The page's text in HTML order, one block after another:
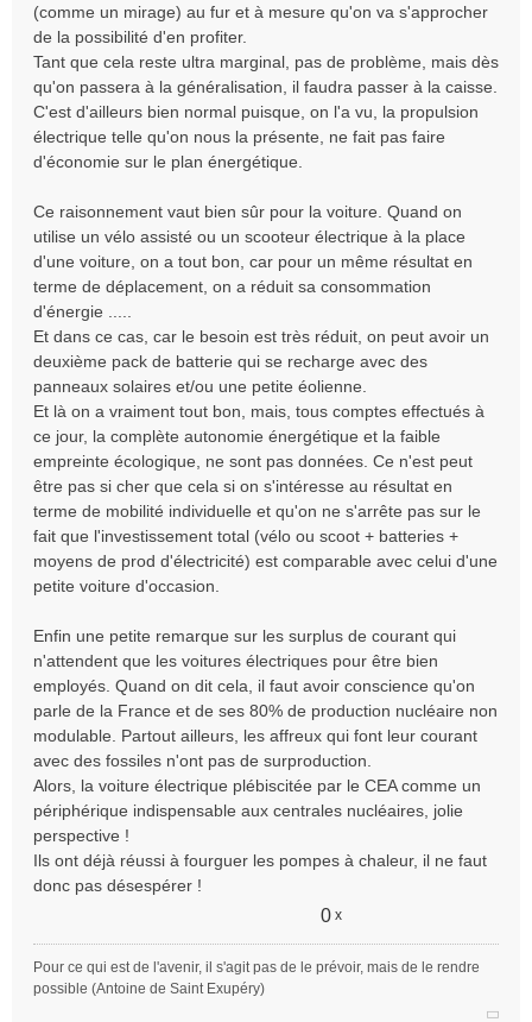
(comme un mirage) au fur et à mesure qu'on va s'approcher
de la possibilité d'en profiter.
Tant que cela reste ultra marginal, pas de problème, mais dès
qu'on passera à la généralisation, il faudra passer à la caisse.
C'est d'ailleurs bien normal puisque, on l'a vu, la propulsion
électrique telle qu'on nous la présente, ne fait pas faire
d'économie sur le plan énergétique.
Ce raisonnement vaut bien sûr pour la voiture. Quand on
utilise un vélo assisté ou un scooteur électrique à la place
d'une voiture, on a tout bon, car pour un même résultat en
terme de déplacement, on a réduit sa consommation
d'énergie .....
Et dans ce cas, car le besoin est très réduit, on peut avoir un
deuxième pack de batterie qui se recharge avec des
panneaux solaires et/ou une petite éolienne.
Et là on a vraiment tout bon, mais, tous comptes effectués à
ce jour, la complète autonomie énergétique et la faible
empreinte écologique, ne sont pas données. Ce n'est peut
être pas si cher que cela si on s'intéresse au résultat en
terme de mobilité individuelle et qu'on ne s'arrête pas sur le
fait que l'investissement total (vélo ou scoot + batteries +
moyens de prod d'électricité) est comparable avec celui d'une
petite voiture d'occasion.
Enfin une petite remarque sur les surplus de courant qui
n'attendent que les voitures électriques pour être bien
employés. Quand on dit cela, il faut avoir conscience qu'on
parle de la France et de ses 80% de production nucléaire non
modulable. Partout ailleurs, les affreux qui font leur courant
avec des fossiles n'ont pas de surproduction.
Alors, la voiture électrique plébiscitée par le CEA comme un
périphérique indispensable aux centrales nucléaires, jolie
perspective !
Ils ont déjà réussi à fourguer les pompes à chaleur, il ne faut
donc pas désespérer !
0 x
Pour ce qui est de l'avenir, il s'agit pas de le prévoir, mais de le rendre
possible (Antoine de Saint Exupéry)